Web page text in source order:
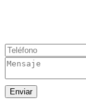
Enviar